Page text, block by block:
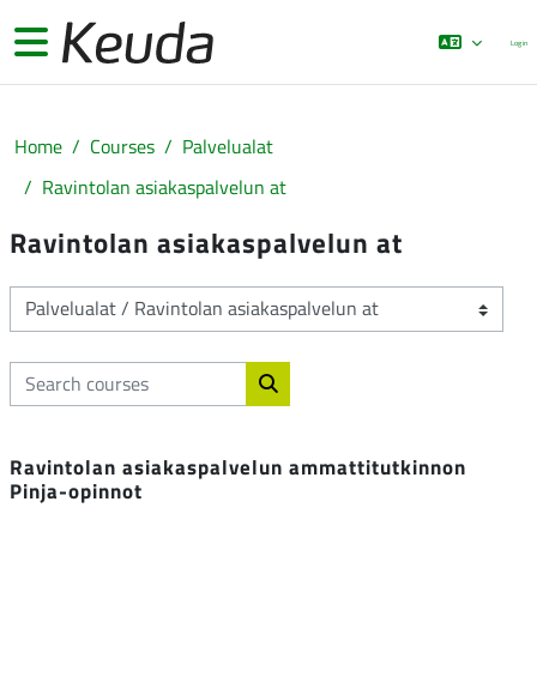
Side panel Log in
Home Courses
Palvelualat
Ravintolan asiakaspalvelun at
Ravintolan asiakaspalvelun at
Course categories
Search courses
Search courses
Ravintolan asiakaspalvelun ammattitutkinnon
Pinja-opinnot